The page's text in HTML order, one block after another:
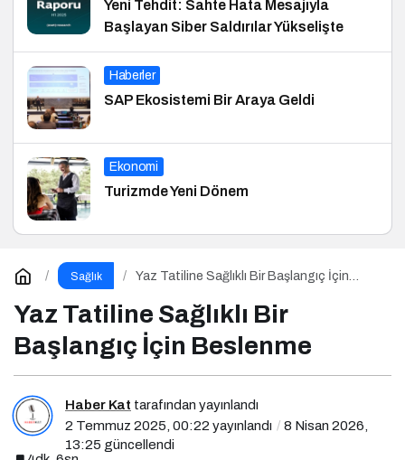
Yeni Tehdit: Sahte Hata Mesajıyla
Başlayan Siber Saldırılar Yükselişte
Haberler
SAP Ekosistemi Bir Araya Geldi
Ekonomi
Turizmde Yeni Dönem
Sağlık
Yaz Tatiline Sağlıklı Bir Başlangıç İçin
Yaz Tatiline Sağlıklı Bir
Başlangıç İçin Beslenme
Haber Kat tarafından yayınlandı
2 Temmuz 2025, 00:22 yayınlandı
8 Nisan 2026,
13:25 güncellendi